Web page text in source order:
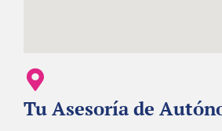
Tu Asesoría de